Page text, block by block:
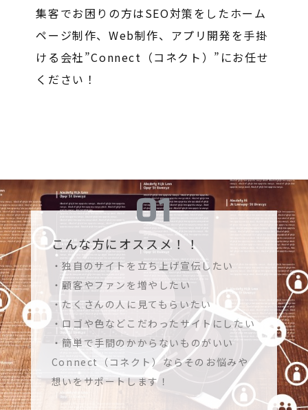
集客でお困りの方はSEO対策をしたホーム
ページ制作、Web制作、アプリ開発を手掛
ける会社”Connect（コネクト）”にお任せ
ください！
こんな方にオススメ！！
・独自のサイトを立ち上げ宣伝したい
・顧客やファンを増やしたい
・たくさんの人に見てもらいたい
・ロゴや色などこだわったサイトにしたい
・簡単で手間のかからないものがいい
Connect（コネクト）ならそのお悩みや
想いをサポートします！